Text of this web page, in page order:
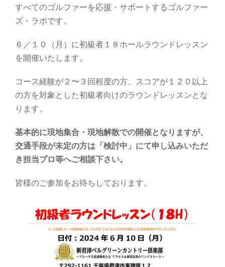
すべてのゴルファーを応援・サポートするゴルファー
ズ・ラボです。
６／１０（月）に初級者１８ホールラウンドレッスン
を開催いたします。
コース経験が２〜３回程度の方、スコアが１２０以上
の方を対象とした初級者向けのラウンドレッスンとな
ります。
基本的に現地集合・現地解散での開催となりますが、
交通手段が未定の方は「検討中」にて申し込みいただ
き担当プロ等へご相談下さい。
皆様のご参加をお待ちしております。